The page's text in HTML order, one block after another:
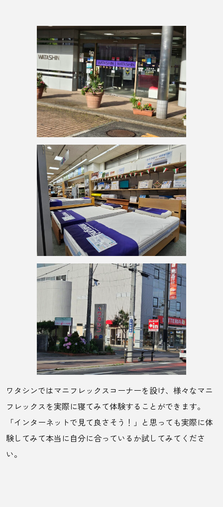
ワタシンではマニフレックスコーナーを設け、様々なマニ
フレックスを実際に寝てみて体験することができます。
「インターネットで見て良さそう！」と思っても実際に体
験してみて本当に自分に合っているか試してみてくださ
い。